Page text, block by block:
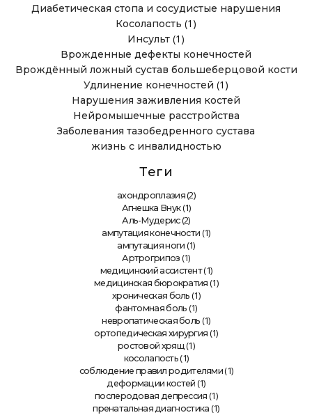
Диабетическая стопа и сосудистые нарушения
Косолапость (1)
Инсульт (1)
Врожденные дефекты конечностей
Врождённый ложный сустав большеберцовой кости
Удлинение конечностей (1)
Нарушения заживления костей
Нейромышечные расстройства
Заболевания тазобедренного сустава
жизнь с инвалидностью
Теги
ахондроплазия(2)
Агнешка Внук(1)
Аль-Мудерис(2)
ампутация конечности (1)
ампутация ноги (1)
Артрогрипоз (1)
медицинский ассистент(1)
медицинская бюрократия (1)
хроническая боль (1)
фантомная боль (1)
невропатическая боль (1)
ортопедическая хирургия (1)
ростовой хрящ(1)
косолапость (1)
соблюдение правил родителями (1)
деформации костей (1)
послеродовая депрессия (1)
пренатальная диагностика (1)